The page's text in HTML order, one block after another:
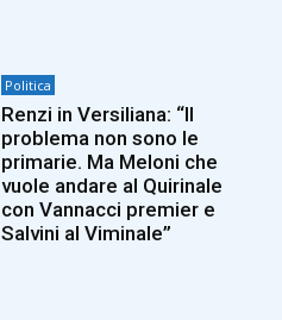
Politica
Renzi in Versiliana: “Il
problema non sono le
primarie. Ma Meloni che
vuole andare al Quirinale
con Vannacci premier e
Salvini al Viminale”